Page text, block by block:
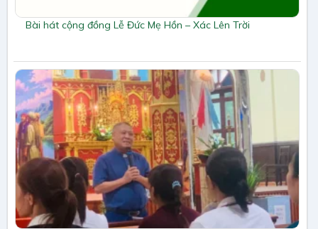
Bài hát cộng đồng Lễ Đức Mẹ Hồn – Xác Lên Trời